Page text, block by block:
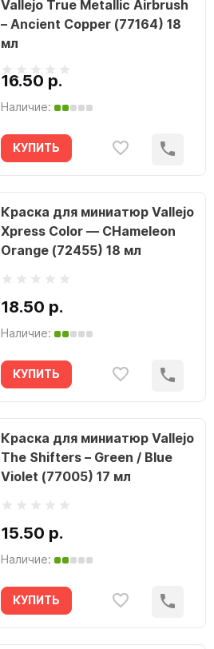
Vallejo True Metallic Airbrush
– Ancient Copper (77164) 18
мл
16.50 р.
Наличие:
КУПИТЬ
Краска для миниатюр Vallejo
Xpress Color — CHameleon
Orange (72455) 18 мл
18.50 р.
Наличие:
КУПИТЬ
Краска для миниатюр Vallejo
The Shifters – Green / Blue
Violet (77005) 17 мл
15.50 р.
Наличие:
КУПИТЬ